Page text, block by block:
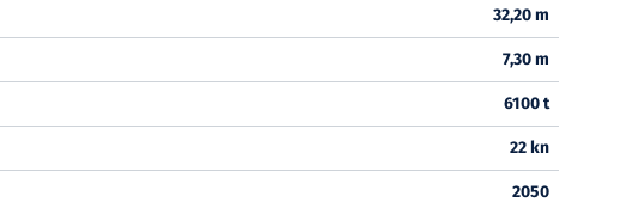
32,20 m
7,30 m
6100 t
22 kn
2050